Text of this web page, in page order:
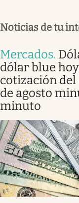
Noticias de tu
Mercados.
dólar blue
cotización
de agosto
minuto